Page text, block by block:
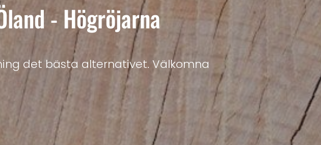
- Högröjarna
det bästa alternativet. Välkomna